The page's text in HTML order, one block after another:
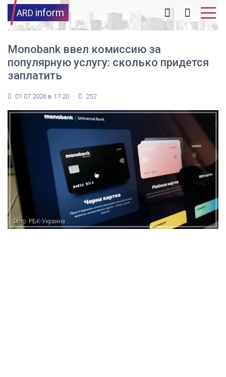
ARD inform
Monobank ввел комиссию за
популярную услугу: сколько придется
заплатить
01.07.2026 в 17:20 252
Фото: РБК-Украина